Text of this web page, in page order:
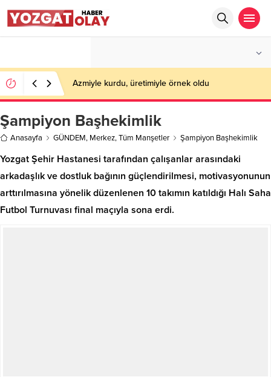
Azmiyle kurdu, üretimiyle örnek oldu
Şampiyon Başhekimlik
Anasayfa GÜNDEM, Merkez,Tüm Manşetler Şampiyon Başhekimlik
Yozgat Şehir Hastanesi tarafından çalışanlar arasındaki
arkadaşlık ve dostluk bağının güçlendirilmesi, motivasyonunun
arttırılmasına yönelik düzenlenen 10 takımın katıldığı Halı Saha
Futbol Turnuvası final maçıyla sona erdi.